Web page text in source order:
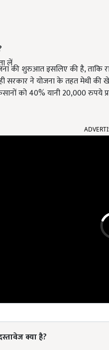
लें की शुरुआत इसलिए की है, ताकि
सरकार ने योजना के तहत मेथी
को 40% यानी 20,000 रुपये
क्या है?